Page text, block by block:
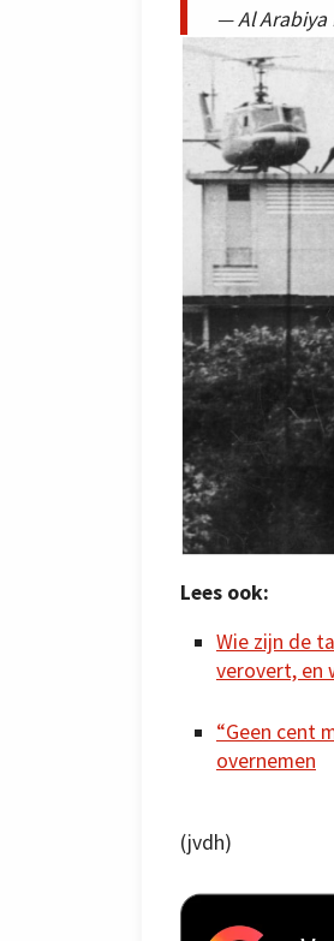
— Al Arabiya
Lees ook:
Wie zijn de
verovert, en
“Geen cent
overnemen
(jvdh)